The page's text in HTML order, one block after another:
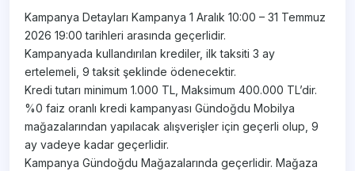
Kampanya Detayları Kampanya 1 Aralık 10:00 – 31 Temmuz
2026 19:00 tarihleri arasında geçerlidir.
Kampanyada kullandırılan krediler, ilk taksiti 3 ay
ertelemeli, 9 taksit şeklinde ödenecektir.
Kredi tutarı minimum 1.000 TL, Maksimum 400.000 TL’dir.
%0 faiz oranlı kredi kampanyası Gündoğdu Mobilya
mağazalarından yapılacak alışverişler için geçerli olup, 9
ay vadeye kadar geçerlidir.
Kampanya Gündoğdu Mağazalarında geçerlidir. Mağaza